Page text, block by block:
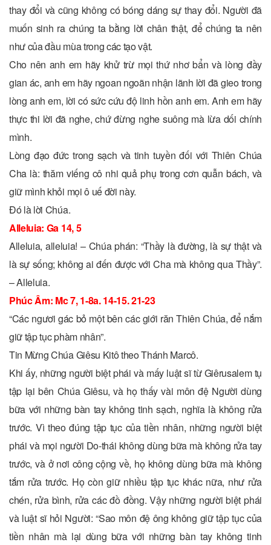
thay đổi và cũng không có bóng dáng sự thay đổi. Người đã
muốn sinh ra chúng ta bằng lời chân thật, để chúng ta nên
như của đầu mùa trong các tạo vật.
Cho nên anh em hãy khử trừ mọi thứ nhơ bẩn và lòng đầy
gian ác, anh em hãy ngoan ngoãn nhận lãnh lời đã gieo trong
lòng anh em, lời có sức cứu độ linh hồn anh em. Anh em hãy
thực thi lời đã nghe, chứ đừng nghe suông mà lừa dối chính
mình.
Lòng đạo đức trong sạch và tinh tuyền đối với Thiên Chúa
Cha là: thăm viếng cô nhi quả phụ trong cơn quẫn bách, và
giữ mình khỏi mọi ô uế đời này.
Ðó là lời Chúa.
Alleluia: Ga 14, 5
Alleluia, alleluia! – Chúa phán: “Thầy là đường, là sự thật và
là sự sống; không ai đến được với Cha mà không qua Thầy”.
– Alleluia.
Phúc Âm: Mc 7, 1-8a. 14-15. 21-23
“Các ngươi gác bỏ một bên các giới răn Thiên Chúa, để nắm
giữ tập tục phàm nhân”.
Tin Mừng Chúa Giêsu Kitô theo Thánh Marcô.
Khi ấy, những người biệt phái và mấy luật sĩ từ Giêrusalem tụ
tập lại bên Chúa Giêsu, và họ thấy vài môn đệ Người dùng
bữa với những bàn tay không tinh sạch, nghĩa là không rửa
trước. Vì theo đúng tập tục của tiền nhân, những người biệt
phái và mọi người Do-thái không dùng bữa mà không rửa tay
trước, và ở nơi công cộng về, họ không dùng bữa mà không
tắm rửa trước. Họ còn giữ nhiều tập tục khác nữa, như rửa
chén, rửa bình, rửa các đồ đồng. Vậy những người biệt phái
và luật sĩ hỏi Người: “Sao môn đệ ông không giữ tập tục của
tiền nhân mà lại dùng bữa với những bàn tay không tinh